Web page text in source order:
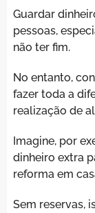
Guardar
pessoas,
não ter fim.
No entanto,
fazer toda a
realização de
Imagine, por
dinheiro extra
reforma em
Sem reservas,